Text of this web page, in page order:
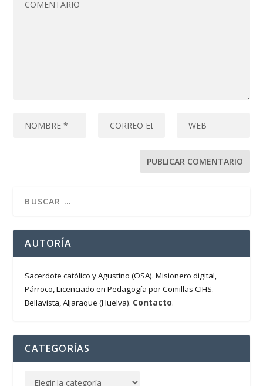
AUTORÍA
Sacerdote católico y Agustino (OSA). Misionero digital,
Párroco, Licenciado en Pedagogía por Comillas CIHS.
Bellavista, Aljaraque (Huelva). Contacto.
CATEGORÍAS